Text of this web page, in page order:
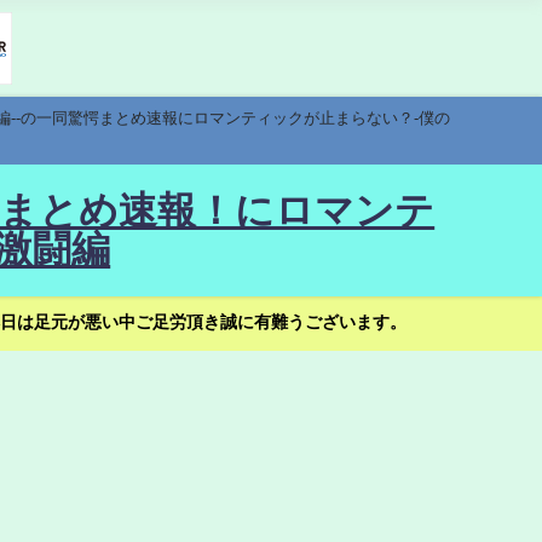
の一同驚愕まとめ速報にロマンティックが止まらない？-僕の
とめ速報！にロマンテ
闘編
足元が悪い中ご足労頂き誠に有難うございます。